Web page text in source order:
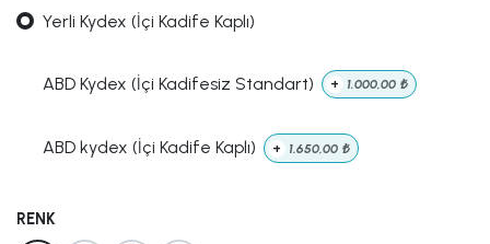
Yerli Kydex (İçi Kadife Kaplı)
ABD Kydex (İçi Kadifesiz Standart) + 1.000,00 ₺
ABD kydex (İçi Kadife Kaplı) + 1.650,00 ₺
RENK